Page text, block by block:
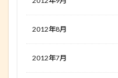
2012年8月
2012年7月